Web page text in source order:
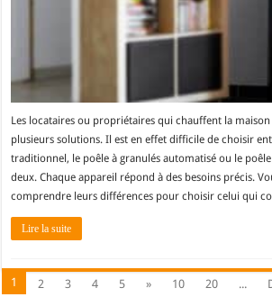
Les locataires ou propriétaires qui chauffent la
plusieurs solutions. Il est en effet difficile de choisir
traditionnel, le poêle à granulés automatisé ou le
deux. Chaque appareil répond à des besoins précis.
comprendre leurs différences pour choisir celui qui
Lire la suite
1 2 3 4 5 » 10 20 ...